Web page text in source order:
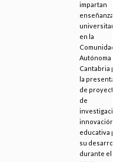
impartan
enseñanzas no
universitarias
en la
Comunidad
Autónoma de
Cantabria para
la presentación
de proyectos
de
investigación e
innovación
educativa para
su desarrollo
durante el año